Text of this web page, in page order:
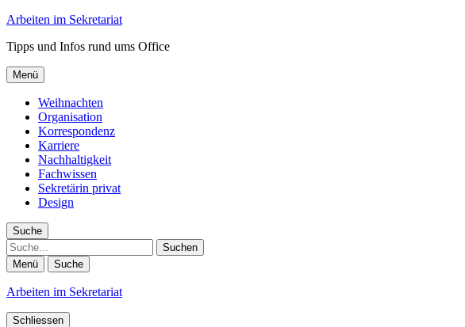
Arbeiten im Sekretariat
Tipps und Infos rund ums Office
Menü
Weihnachten
Organisation
Korrespondenz
Karriere
Nachhaltigkeit
Fachwissen
Sekretärin privat
Design
Suche
Suche
Menü Suche
Arbeiten im Sekretariat
Schliessen